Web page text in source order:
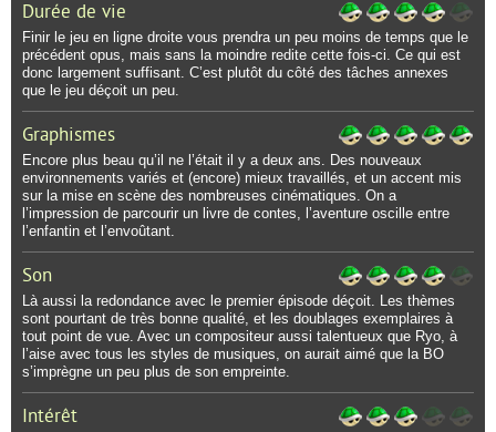
Durée de vie
Finir le jeu en ligne droite vous prendra un peu moins de temps que le
précédent opus, mais sans la moindre redite cette fois-ci. Ce qui est
donc largement suffisant. C’est plutôt du côté des tâches annexes
que le jeu déçoit un peu.
Graphismes
Encore plus beau qu’il ne l’était il y a deux ans. Des nouveaux
environnements variés et (encore) mieux travaillés, et un accent mis
sur la mise en scène des nombreuses cinématiques. On a
l’impression de parcourir un livre de contes, l’aventure oscille entre
l’enfantin et l’envoûtant.
Son
Là aussi la redondance avec le premier épisode déçoit. Les thèmes
sont pourtant de très bonne qualité, et les doublages exemplaires à
tout point de vue. Avec un compositeur aussi talentueux que Ryo, à
l’aise avec tous les styles de musiques, on aurait aimé que la BO
s’imprègne un peu plus de son empreinte.
Intérêt